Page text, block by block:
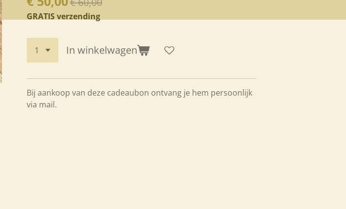
GRATIS verzending
In winkelwagen
Bij aankoop van deze cadeaubon ontvang je hem persoonlijk
via mail.